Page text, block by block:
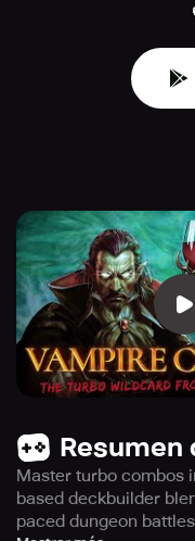
Resumen
Master turbo combos
based deckbuilder
paced dungeon